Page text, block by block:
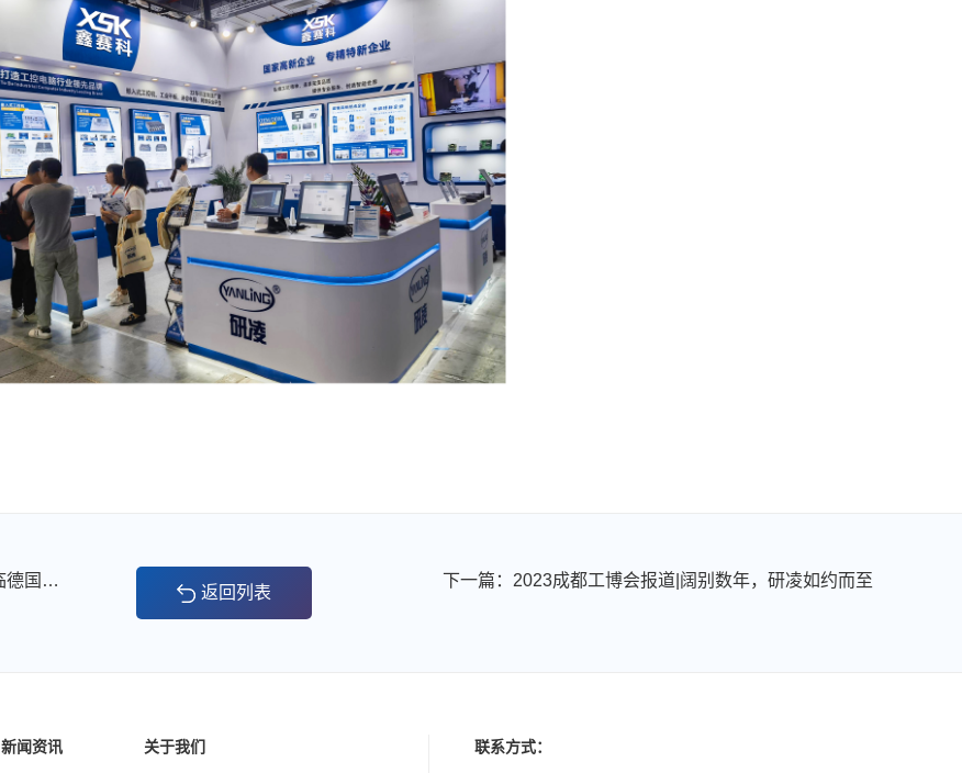
上一篇：2024世界嵌入式展-研凌欢迎各位新老朋友莅临德国纽伦堡3号馆3-633展位 下一篇：2023成都工博会报道|阔别数年，研凌如约而至
返回列表
新闻资讯 关于我们 联系方式：